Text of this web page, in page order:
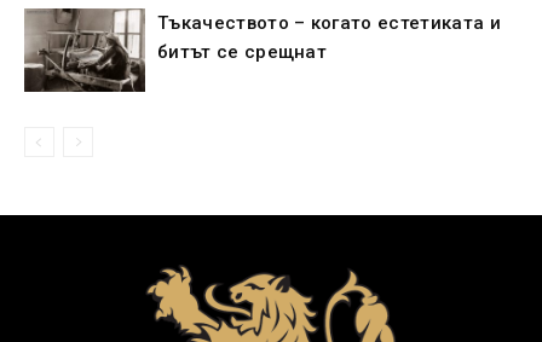
Тъкачеството – когато естетиката и
битът се срещнат